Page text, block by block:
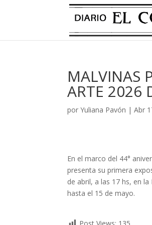
MALVINAS
ARTE 2026
porYuliana Pavón |Abr
En el marco del 44°
presenta su primera
de abril, a las 17 hs, en
hasta el 15 de mayo.